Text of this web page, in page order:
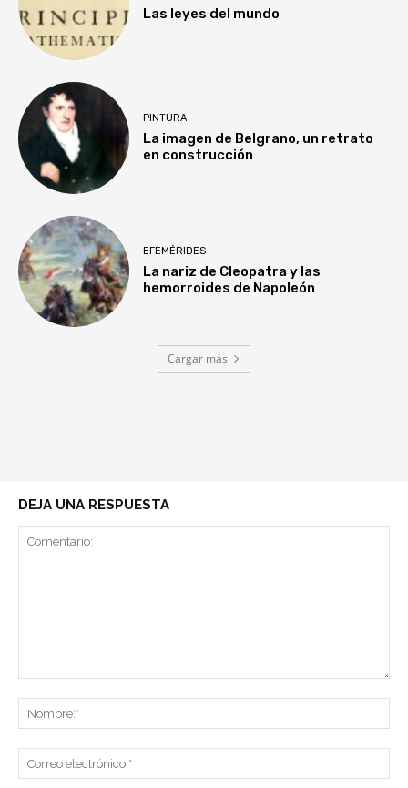
Las leyes del mundo
PINTURA
La imagen de Belgrano, un retrato
en construcción
EFEMÉRIDES
La nariz de Cleopatra y las
hemorroides de Napoleón
Cargar más
DEJA UNA RESPUESTA